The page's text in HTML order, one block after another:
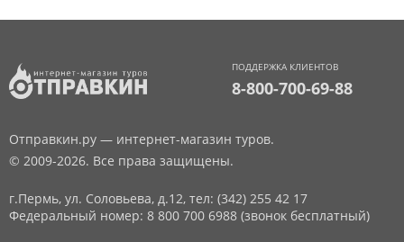
ПОДДЕРЖКА КЛИЕНТОВ
8-800-700-69-88
Отправкин.ру — интернет-магазин туров.
© 2009-2026. Все права защищены.
г.Пермь, ул. Соловьева, д.12, тел: (342) 255 42 17
Федеральный номер: 8 800 700 6988 (звонок бесплатный)